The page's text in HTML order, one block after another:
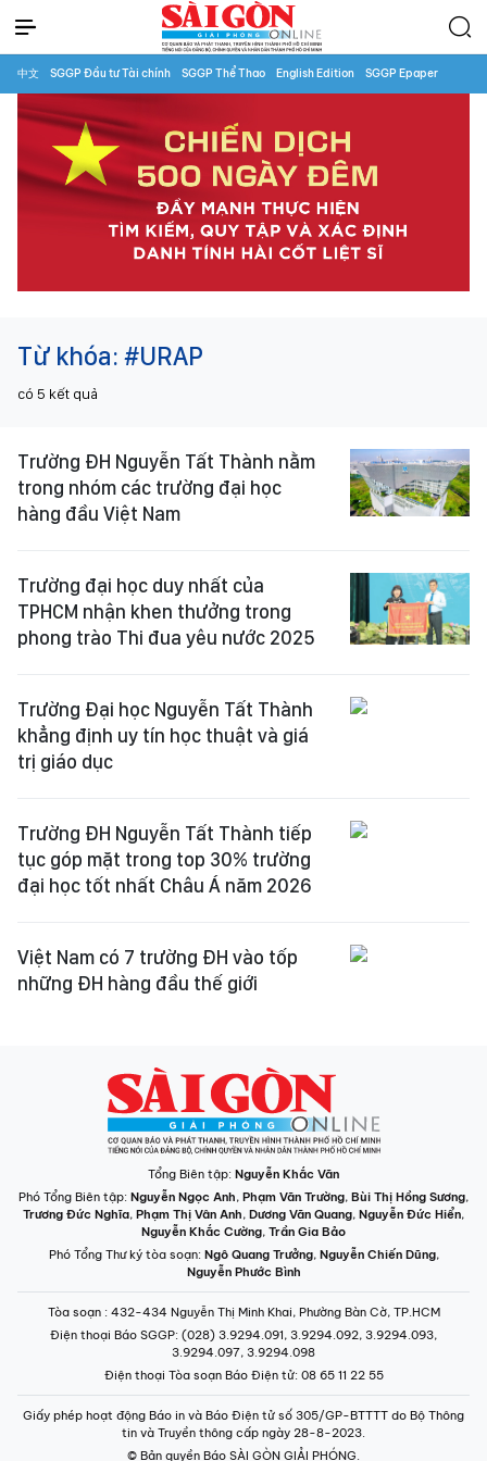
中文 SGGP Đầu tư Tài chính SGGP Thể Thao English Edition SGGP Epaper
Từ khóa: #URAP
có 5 kết quả
Trường ĐH Nguyễn Tất Thành nằm
trong nhóm các trường đại học
hàng đầu Việt Nam
Trường đại học duy nhất của
TPHCM nhận khen thưởng trong
phong trào Thi đua yêu nước 2025
Trường Đại học Nguyễn Tất Thành
khẳng định uy tín học thuật và giá
trị giáo dục
Trường ĐH Nguyễn Tất Thành tiếp
tục góp mặt trong top 30% trường
đại học tốt nhất Châu Á năm 2026
Việt Nam có 7 trường ĐH vào tốp
những ĐH hàng đầu thế giới
Tổng Biên tập: Nguyễn Khắc Văn
Phó Tổng Biên tập: Nguyễn Ngọc Anh, Phạm Văn Trường, Bùi Thị Hồng Sương,
Trương Đức Nghĩa, Phạm Thị Vân Anh, Dương Văn Quang, Nguyễn Đức Hiển,
Nguyễn Khắc Cường, Trần Gia Bảo
Phó Tổng Thư ký tòa soạn: Ngô Quang Trưởng, Nguyễn Chiến Dũng,
Nguyễn Phước Bình
Tòa soạn : 432-434 Nguyễn Thị Minh Khai, Phường Bàn Cờ, TP.HCM
Điện thoại Báo SGGP: (028) 3.9294.091, 3.9294.092, 3.9294.093,
3.9294.097, 3.9294.098
Điện thoại Tòa soạn Báo Điện tử: 08 65 11 22 55
Giấy phép hoạt động Báo in và Báo Điện tử số 305/GP-BTTTT do Bộ Thông
tin và Truyền thông cấp ngày 28-8-2023.
© Bản quyền Báo SÀI GÒN GIẢI PHÓNG.